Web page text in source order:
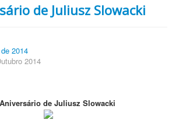
de Juliusz Slowacki
2014
2014
Aniversário de Juliusz Slowacki